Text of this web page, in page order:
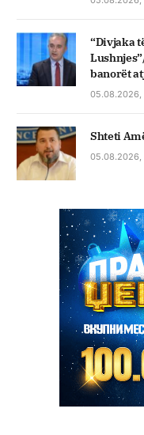
“Divjaka
banorët
05.08.2026,
Shteti
05.08.2026,